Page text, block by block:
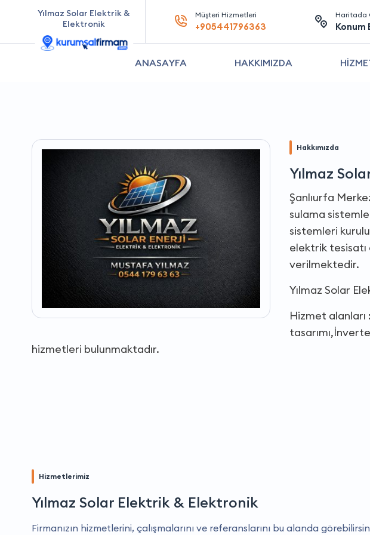
Yılmaz Solar Elektrik &
Elektronik
Müşteri Hizmetleri
+905441796363
Haritada
Konum
ANASAYFA HAKKIMIZDA
Hakkımızda
Yılmaz
Şanlıurfa
sulama
sistemleri
elektrik
verilmektedir.
Yılmaz Solar
Hizmet alanları
hizmetleri bulunmaktadır.
Hizmetlerimiz
Yılmaz Solar Elektrik & Elektronik
Firmanızın hizmetlerini, çalışmalarını ve referanslarını bu alanda